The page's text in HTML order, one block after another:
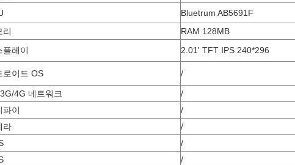
Bluetrum AB5691F
리
RAM 128MB
플레이
2.01' TFT IPS 240*296
로이드 OS /
4G 네트워크
/
파이
/
라
/
/
/